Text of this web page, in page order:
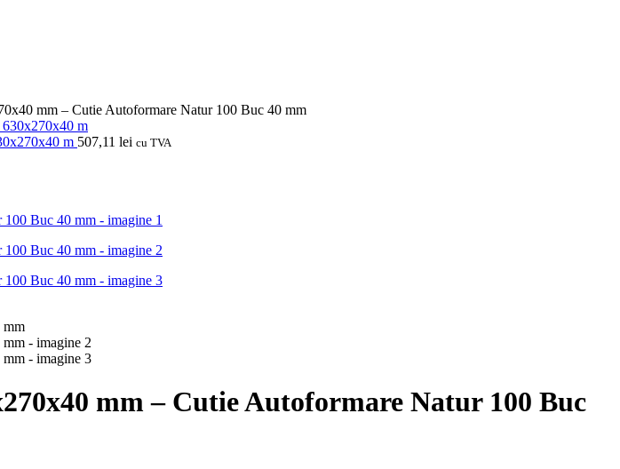
mm – Cutie Autoformare Natur 100 Buc 40 mm
m 507,11 lei cu TVA
mm – Cutie Autoformare Natur 100 Buc